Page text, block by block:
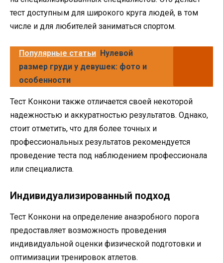
тест доступным для широкого круга людей, в том
числе и для любителей заниматься спортом.
Популярные статьи Нулевой
размер груди у девушек: фото и
особенности
Тест Конкони также отличается своей некоторой
надежностью и аккуратностью результатов. Однако,
стоит отметить, что для более точных и
профессиональных результатов рекомендуется
проведение теста под наблюдением профессионала
или специалиста.
Индивидуализированный подход
Тест Конкони на определение анаэробного порога
предоставляет возможность проведения
индивидуальной оценки физической подготовки и
оптимизации тренировок атлетов.